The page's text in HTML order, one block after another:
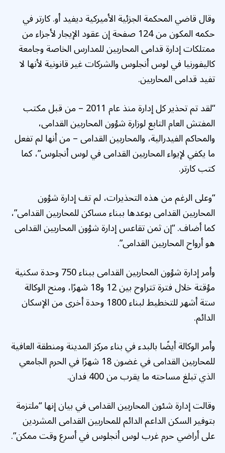
وقال قاضي المحكمة الجزئية الأميركية ديفيد أو. كارتر في
حكمه المكون من 124 صفحة إن عقود الإيجار لأجزاء من
ممتلكات إدارة قدامى المحاربين للمدارس الخاصة وجامعة
كاليفورنيا في لوس أنجلوس والشركات غير قانونية لأنها لا
تفيد قدامى المحاربين.
“لقد تم تحذير كل إدارة منذ عام 2011 – من قبل مكتب
المفتش العام التابع لوزارة شؤون المحاربين القدامى،
والمحاكم الفيدرالية، والمحاربين القدامى – من أنها لم تفعل
ما يكفي لإيواء المحاربين القدامى في لوس أنجلوس”، كما
كتب كارتر.
“وعلى الرغم من هذه التحذيرات، لم تف إدارة شؤون
المحاربين القدامى بوعدها ببناء مساكن للمحاربين القدامى”،
كما أضاف. “إن ثمن تقاعس إدارة شؤون المحاربين القدامى
هو أرواح المحاربين القدامى”.
وأمر إدارة شؤون المحاربين القدامى ببناء 750 وحدة سكنية
مؤقتة خلال فترة تتراوح بين 12 و18 شهرًا، ومنح الوكالة
ستة أشهر للتخطيط لبناء 1800 وحدة أخرى من الإسكان
الدائم.
وأمر الوكالة أيضًا بالبدء في بناء مركز المدينة ومنطقة العافية
للمحاربين القدامى في غضون 18 شهرًا في الحرم الجامعي
الذي تبلغ مساحته ما يقرب من 400 فدان.
وقالت إدارة شئون المحاربين القدامى في بيان إنها “ملتزمة
بتوفير السكن الداعم الدائم للمحاربين القدامى المشردين
على أراضي حرم غرب لوس أنجلوس في أسرع وقت ممكن”.